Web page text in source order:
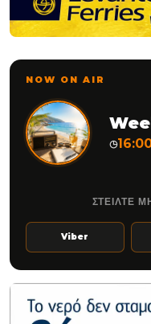
NOW ON AIR
◷
ΣΤΕΙΛΤΕ
Viber